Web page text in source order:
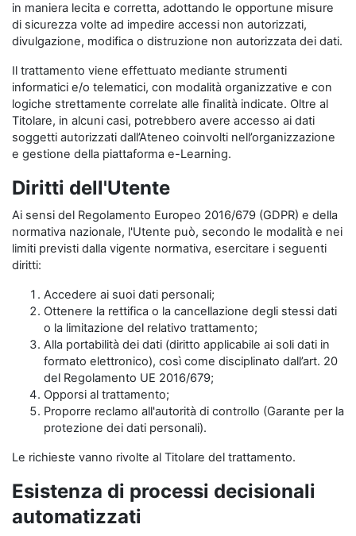
in maniera lecita e corretta, adottando le opportune misure
di sicurezza volte ad impedire accessi non autorizzati,
divulgazione, modifica o distruzione non autorizzata dei dati.
Il trattamento viene effettuato mediante strumenti
informatici e/o telematici, con modalità organizzative e con
logiche strettamente correlate alle finalità indicate. Oltre al
Titolare, in alcuni casi, potrebbero avere accesso ai dati
soggetti autorizzati dall’Ateneo coinvolti nell’organizzazione
e gestione della piattaforma e-Learning.
Diritti dell'Utente
Ai sensi del Regolamento Europeo 2016/679 (GDPR) e della
normativa nazionale, l'Utente può, secondo le modalità e nei
limiti previsti dalla vigente normativa, esercitare i seguenti
diritti:
Accedere ai suoi dati personali;
Ottenere la rettifica o la cancellazione degli stessi dati
o la limitazione del relativo trattamento;
Alla portabilità dei dati (diritto applicabile ai soli dati in
formato elettronico), così come disciplinato dall’art. 20
del Regolamento UE 2016/679;
Opporsi al trattamento;
Proporre reclamo all'autorità di controllo (Garante per la
protezione dei dati personali).
Le richieste vanno rivolte al Titolare del trattamento.
Esistenza di processi decisionali
automatizzati